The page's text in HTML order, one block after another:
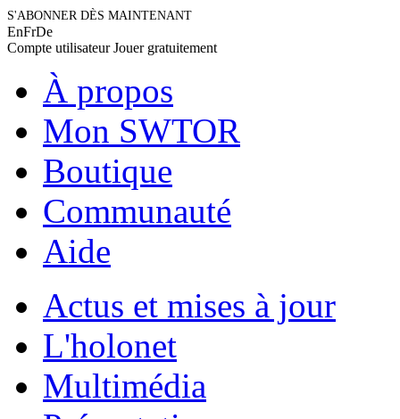
S'ABONNER DÈS MAINTENANT
EnFrDe
Compte utilisateurJouer gratuitement
À propos
Mon SWTOR
Boutique
Communauté
Aide
Actus et mises à jour
L'holonet
Multimédia